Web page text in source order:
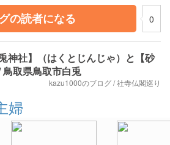
の読者になる
0
兎神社】（はくとじんじゃ）と【砂
鳥取県鳥取市白兎
kazu1000のブログ / 社寺仏閣巡り
婦